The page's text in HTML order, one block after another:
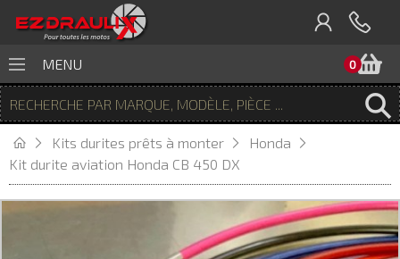
0
MENU
Kits durites prêts à monter
Honda
Kit durite aviation Honda CB 450 DX